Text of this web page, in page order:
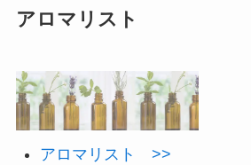
アロマリスト
アロマリスト >>